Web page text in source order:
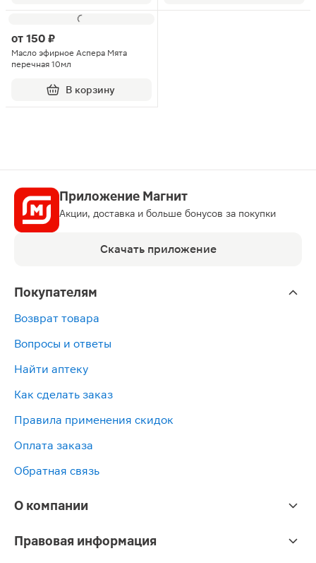
от 150 ₽
Масло эфирное Аспера Мята
перечная 10мл
В корзину
Приложение Магнит
Акции, доставка и больше бонусов за покупки
Скачать приложение
Покупателям
Возврат товара
Вопросы и ответы
Найти аптеку
Как сделать заказ
Правила применения скидок
Оплата заказа
Обратная связь
О компании
Правовая информация